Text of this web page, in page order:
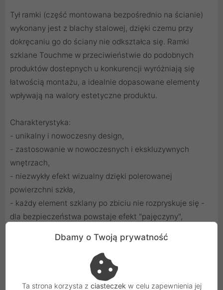
Tył ramki (część montowana bezpośrednio na ścianie)
wykonany jest z blachy stalowej, dzięki czemu przy
dokręcaniu go do ściany nie odkształca się. Ramki
szklane Touchme w przeciwieństwie do podobnych
produktów dostepnych u konkurencji wyróżniają się
łatwością montażu, a idealnie dopasowane elementy
wpływają na walory estetyczne produktu.
Charakterystyka:
- unikalny i nowoczesny design,
- zastosowanie w nowoczesnych i ekskluzywnych
wnętrzach,
- niezwykły efekt wizualny dzięki polerowanej
powierzchni szkła,
- każdy element szklany po zbiciu nie rozpryskuje się -
dla bezpieczeństwa powstaje efekt "pajęczyny",
- ramki szklane Touchme występują w trzech kolorach:
białym, czarnym, złotym,
- wymiar ramki: 86x228 mm,
- grubość szkła: 4mm.
Dbamy o Twoją prywatność
Ta strona korzysta z ciasteczek w celu zapewnienia jej